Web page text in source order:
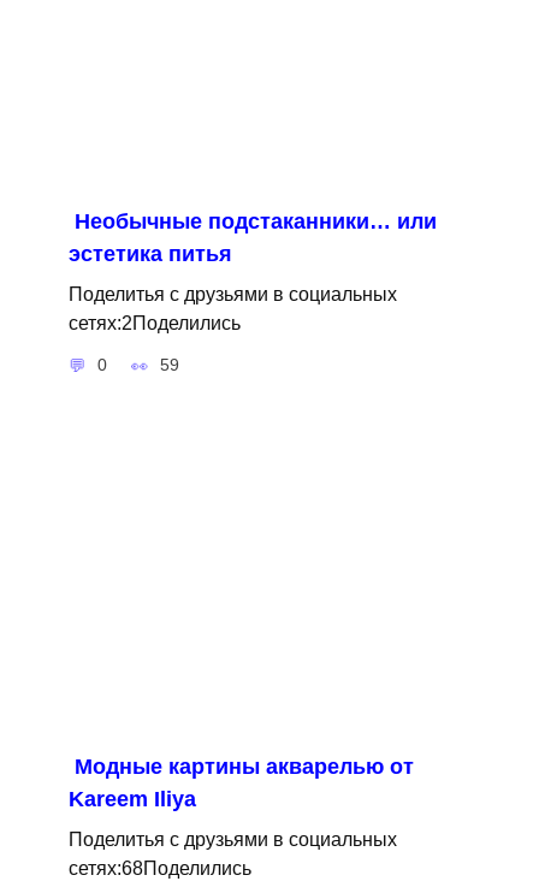
Необычные подстаканники… или
эстетика питья
Поделитья с друзьями в социальных
сетях:2Поделились
0 59
Модные картины акварелью от
Kareem Iliya
Поделитья с друзьями в социальных
сетях:68Поделились